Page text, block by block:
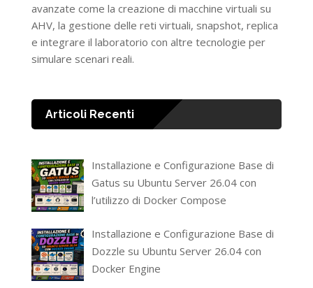
avanzate come la creazione di macchine virtuali su
AHV, la gestione delle reti virtuali, snapshot, replica
e integrare il laboratorio con altre tecnologie per
simulare scenari reali.
Articoli Recenti
Installazione e Configurazione Base di
Gatus su Ubuntu Server 26.04 con
l’utilizzo di Docker Compose
Installazione e Configurazione Base di
Dozzle su Ubuntu Server 26.04 con
Docker Engine